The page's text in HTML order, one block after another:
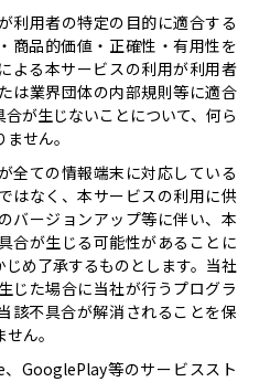
利用者の特定の目的に適合する
商品的価値・正確性・有用性を
よる本サービスの利用が利用者
は業界団体の内部規則等に適合
が生じないことについて、何ら
せん。
全ての情報端末に対応している
はなく、本サービスの利用に供
バージョンアップ等に伴い、本
合が生じる可能性があることに
じめ了承するものとします。当社
じた場合に当社が行うプログラ
該不具合が解消されることを保
ん。
GooglePlay等のサービススト